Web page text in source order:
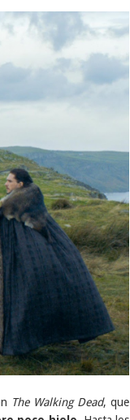
The Walking Dead, que